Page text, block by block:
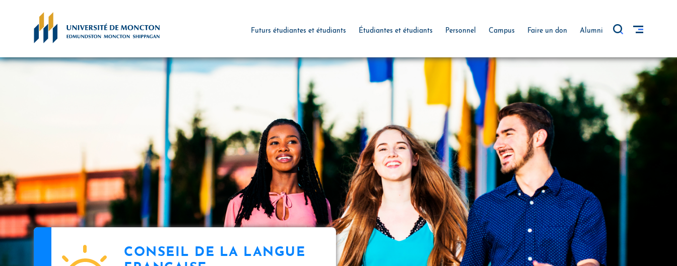
Futurs étudiantes et étudiants Étudiantes et étudiants Personnel Campus Faire un don Alumni
CONSEIL DE LA LANGUE